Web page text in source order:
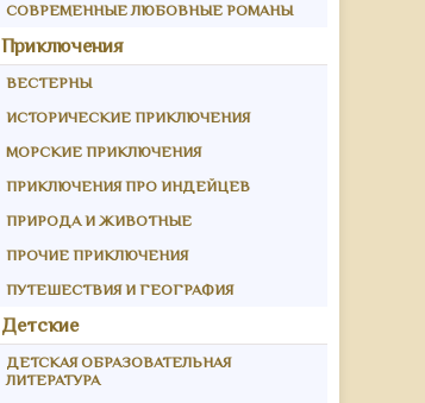
СОВРЕМЕННЫЕ ЛЮБОВНЫЕ РОМАНЫ
Приключения
ВЕСТЕРНЫ
ИСТОРИЧЕСКИЕ ПРИКЛЮЧЕНИЯ
МОРСКИЕ ПРИКЛЮЧЕНИЯ
ПРИКЛЮЧЕНИЯ ПРО ИНДЕЙЦЕВ
ПРИРОДА И ЖИВОТНЫЕ
ПРОЧИЕ ПРИКЛЮЧЕНИЯ
ПУТЕШЕСТВИЯ И ГЕОГРАФИЯ
Детские
ДЕТСКАЯ ОБРАЗОВАТЕЛЬНАЯ
ЛИТЕРАТУРА